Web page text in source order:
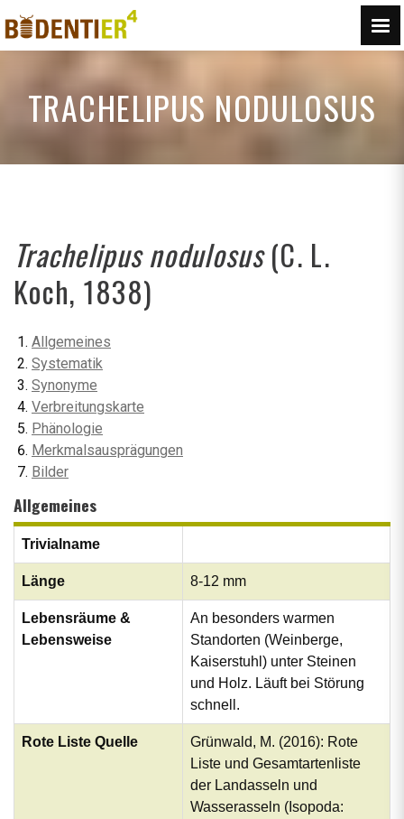
TRACHELIPUS NODULOSUS
Trachelipus nodulosus(C. L.
Koch, 1838)
Allgemeines
Systematik
Synonyme
Verbreitungskarte
Phänologie
Merkmalsausprägungen
Bilder
Allgemeines
Trivialname
Länge 8-12 mm
Lebensräume &
Lebensweise
An besonders warmen
Standorten (Weinberge,
Kaiserstuhl) unter Steinen
und Holz. Läuft bei Störung
schnell.
Rote Liste Quelle
Grünwald, M. (2016): Rote
Liste und Gesamtartenliste
der Landasseln und
Wasserasseln (Isopoda: